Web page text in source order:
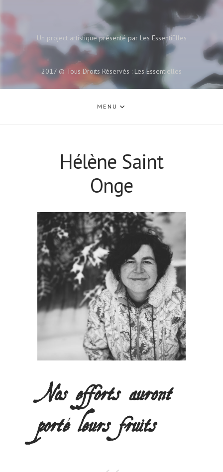
Un project artistique présenté par Les EssentiElles
2017 © Tous Droits Réservés : Les Essentielles
MENU
Hélène Saint
Onge
Nos efforts auront
porté leurs fruits